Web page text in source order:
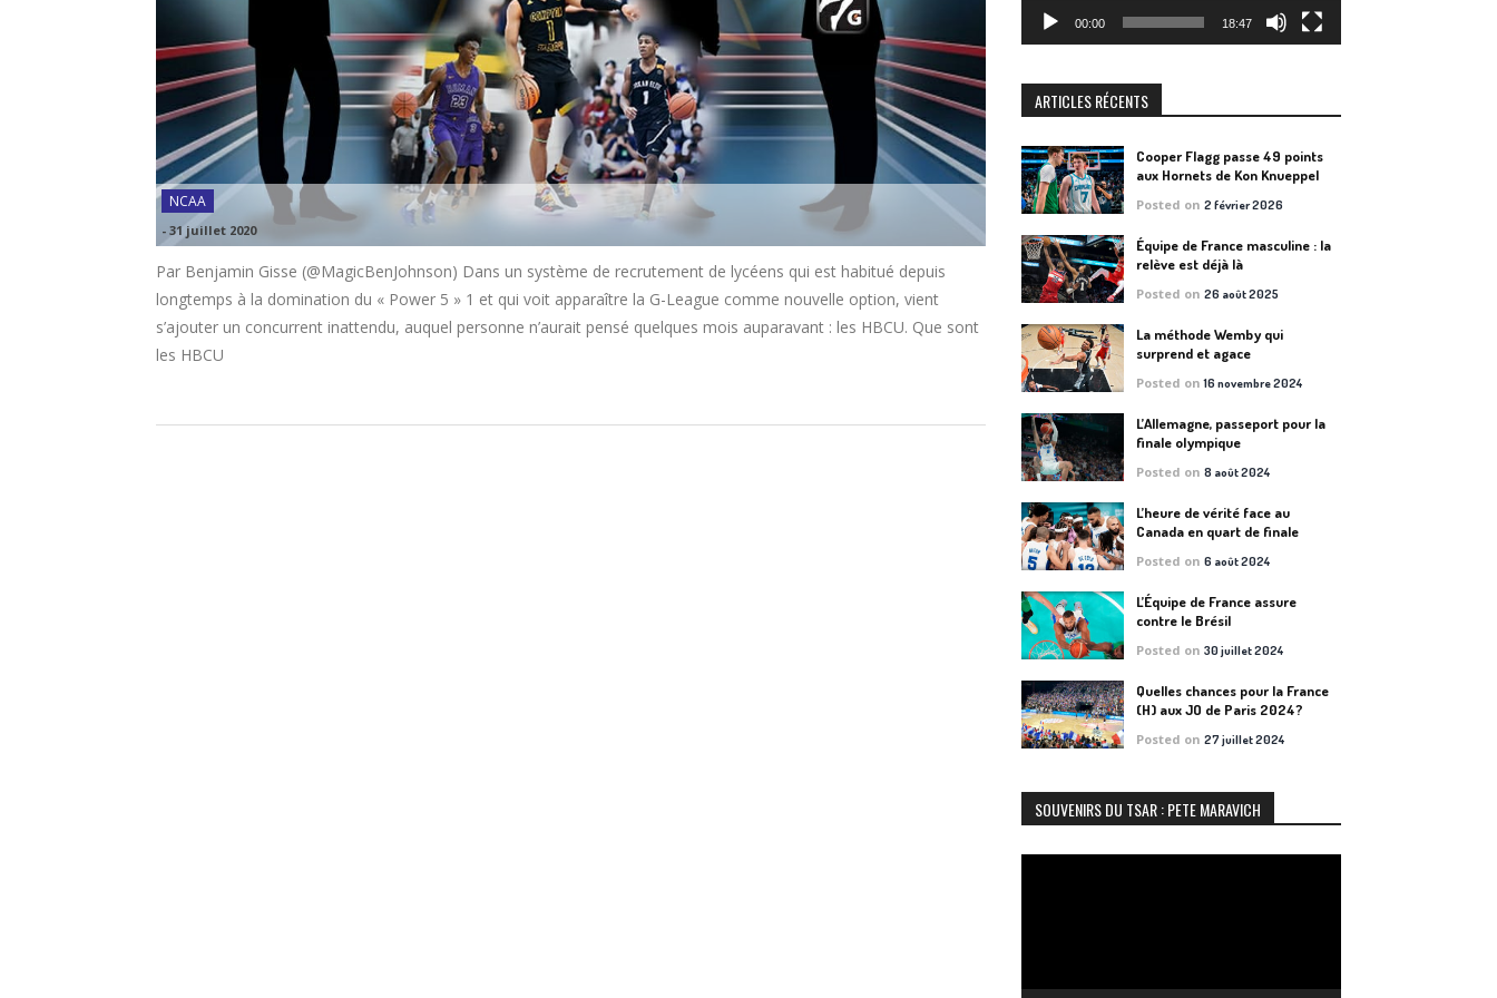
NCAA
- 31 juillet 2020
Par Benjamin Gisse (@MagicBenJohnson) Dans un système de recrutement de lycéens qui est habitué depuis
longtemps à la domination du « Power 5 » 1 et qui voit apparaître la G-League comme nouvelle option, vient
s’ajouter un concurrent inattendu, auquel personne n’aurait pensé quelques mois auparavant : les HBCU. Que sont
les HBCU
00:00 18:47
ARTICLES RÉCENTS
Cooper Flagg passe 49 points
aux Hornets de Kon Knueppel
Posted on2 février 2026
Équipe de France masculine : la
relève est déjà là
Posted on26 août 2025
La méthode Wemby qui
surprend et agace
Posted on16 novembre 2024
L’Allemagne, passeport pour la
finale olympique
Posted on8 août 2024
L’heure de vérité face au
Canada en quart de finale
Posted on6 août 2024
L’Équipe de France assure
contre le Brésil
Posted on30 juillet 2024
Quelles chances pour la France
(H) aux JO de Paris 2024?
Posted on27 juillet 2024
SOUVENIRS DU TSAR : PETE MARAVICH